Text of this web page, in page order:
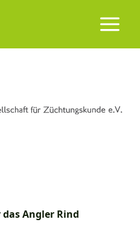
Angler Rind